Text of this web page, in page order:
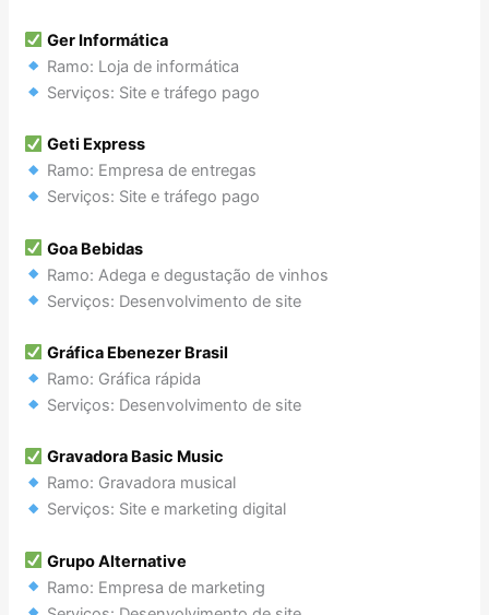
Ger Informática
Ramo: Loja de informática
Serviços: Site e tráfego pago
Geti Express
Ramo: Empresa de entregas
Serviços: Site e tráfego pago
Goa Bebidas
Ramo: Adega e degustação de vinhos
Serviços: Desenvolvimento de site
Gráfica Ebenezer Brasil
Ramo: Gráfica rápida
Serviços: Desenvolvimento de site
Gravadora Basic Music
Ramo: Gravadora musical
Serviços: Site e marketing digital
Grupo Alternative
Ramo: Empresa de marketing